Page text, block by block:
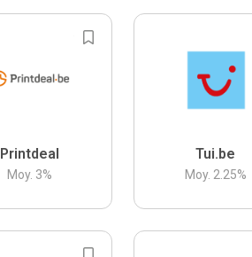
Printdeal
Moy. 3%
Tui.be
Moy. 2.25%